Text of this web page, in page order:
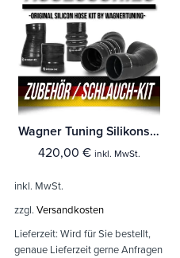
Wagner Tuning Silikonschlauch Kit VW Polo AW GTI 2,0TSI - Audi A1 40TFSI
420,00 € inkl. MwSt.
inkl. MwSt.
zzgl. Versandkosten
Lieferzeit: Wird für Sie bestellt,
genaue Lieferzeit gerne Anfragen